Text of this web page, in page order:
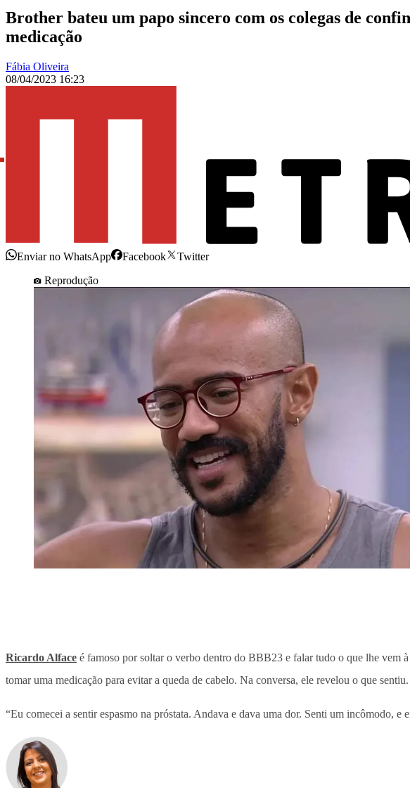
Brother bateu um papo sincero com os colegas de
medicação
Fábia Oliveira
08/04/2023 16:23
Enviar no WhatsApp Facebook
Twitter
Reprodução
Ricardo Alface é famoso por soltar o verbo dentro do BBB23 e falar tudo o que lhe vem
tomar uma medicação para evitar a queda de cabelo. Na conversa, ele revelou o que sentiu.
“Eu comecei a sentir espasmo na próstata. Andava e dava uma dor. Senti um incômodo,